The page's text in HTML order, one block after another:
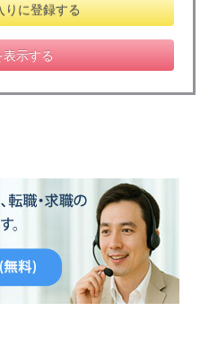
りに登録する
表示する